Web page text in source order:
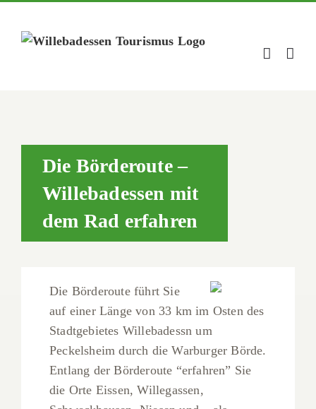
Inhalt
springen
Die Börderoute –
Willebadessen mit
dem Rad erfahren
Die Börderoute führt Sie
auf einer Länge von 33 km im Osten des
Stadtgebietes Willebadessn um
Peckelsheim durch die Warburger Börde.
Entlang der Börderoute “erfahren” Sie
die Orte Eissen, Willegassen,